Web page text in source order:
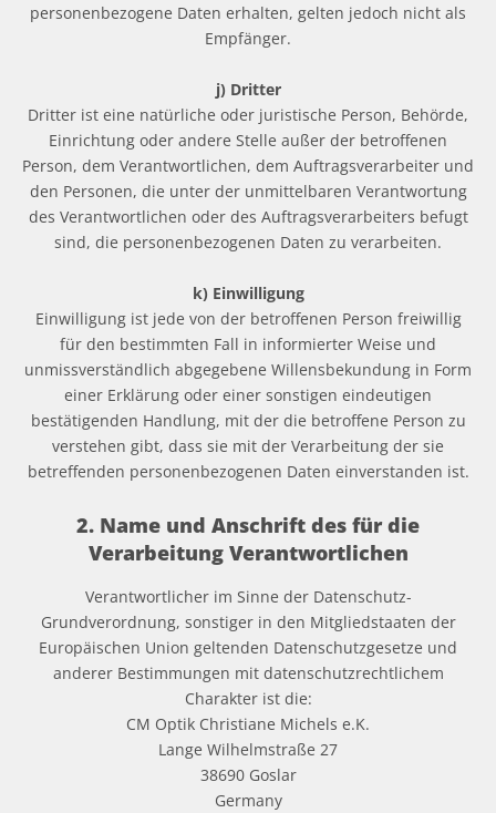
personenbezogene Daten erhalten, gelten jedoch nicht als
Empfänger.
j) Dritter
Dritter ist eine natürliche oder juristische Person, Behörde,
Einrichtung oder andere Stelle außer der betroffenen
Person, dem Verantwortlichen, dem Auftragsverarbeiter und
den Personen, die unter der unmittelbaren Verantwortung
des Verantwortlichen oder des Auftragsverarbeiters befugt
sind, die personenbezogenen Daten zu verarbeiten.
k) Einwilligung
Einwilligung ist jede von der betroffenen Person freiwillig
für den bestimmten Fall in informierter Weise und
unmissverständlich abgegebene Willensbekundung in Form
einer Erklärung oder einer sonstigen eindeutigen
bestätigenden Handlung, mit der die betroffene Person zu
verstehen gibt, dass sie mit der Verarbeitung der sie
betreffenden personenbezogenen Daten einverstanden ist.
2. Name und Anschrift des für die
Verarbeitung Verantwortlichen
Verantwortlicher im Sinne der Datenschutz-
Grundverordnung, sonstiger in den Mitgliedstaaten der
Europäischen Union geltenden Datenschutzgesetze und
anderer Bestimmungen mit datenschutzrechtlichem
Charakter ist die:
CM Optik Christiane Michels e.K.
Lange Wilhelmstraße 27
38690 Goslar
Germany